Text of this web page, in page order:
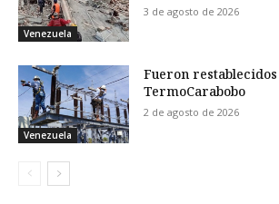
Venezuela
3 de agosto de 2026
Venezuela
Fueron restablecidos
TermoCarabobo
2 de agosto de 2026